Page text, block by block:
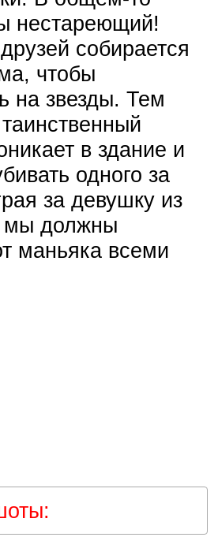
нестареющий!
собирается
чтобы
на звезды. Тем
в здание и
одного за
за девушку из
мы должны
маньяка всеми